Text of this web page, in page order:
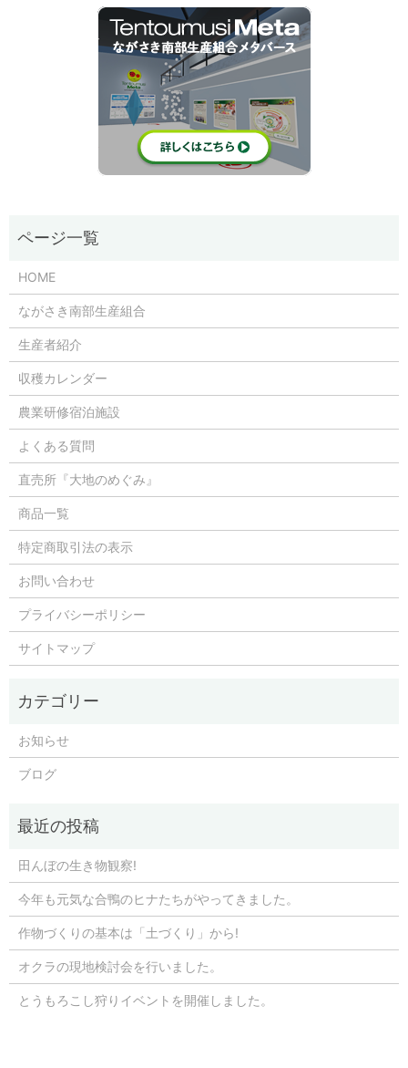
HOME
ながさき南部生産組合
生産者紹介
収穫カレンダー
農業研修宿泊施設
よくある質問
直売所『大地のめぐみ』
商品一覧
特定商取引法の表示
お問い合わせ
プライバシーポリシー
サイトマップ
お知らせ
ブログ
田んぼの生き物観察!
今年も元気な合鴨のヒナたちがやってきました。
作物づくりの基本は「土づくり」から!
オクラの現地検討会を行いました。
とうもろこし狩りイベントを開催しました。